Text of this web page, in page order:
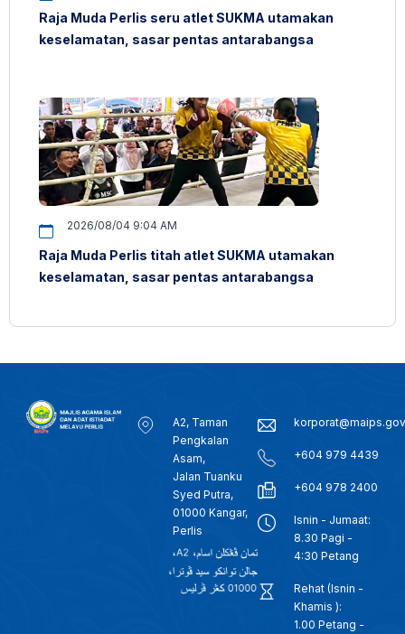
Raja Muda Perlis seru atlet SUKMA utamakan
keselamatan, sasar pentas antarabangsa
2026/08/04 9:04 AM
Raja Muda Perlis titah atlet SUKMA utamakan
keselamatan, sasar pentas antarabangsa
A2, Taman
Pengkalan
Asam,
Jalan Tuanku
Syed Putra,
01000 Kangar,
Perlis
+604 979 4439
+604 978 2400
Isnin - Jumaat:
8.30 Pagi -
4:30 Petang
Rehat (Isnin -
Khamis ):
1.00 Petang -